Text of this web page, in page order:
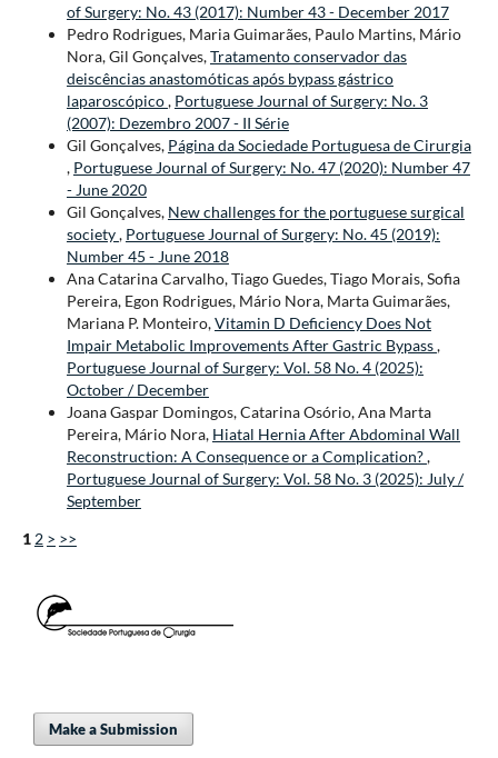
of Surgery: No. 43 (2017): Number 43 - December 2017
Pedro Rodrigues, Maria Guimarães, Paulo Martins, Mário
Nora, Gil Gonçalves,Tratamento conservador das
deiscências anastomóticas após bypass gástrico
laparoscópico, Portuguese Journal of Surgery: No. 3
(2007): Dezembro 2007 - II Série
Gil Gonçalves, Página da Sociedade Portuguesa de Cirurgia
, Portuguese Journal of Surgery: No. 47 (2020): Number 47
- June 2020
Gil Gonçalves, New challenges for the portuguese surgical
society, Portuguese Journal of Surgery: No. 45 (2019):
Number 45 - June 2018
Ana Catarina Carvalho, Tiago Guedes, Tiago Morais, Sofia
Pereira, Egon Rodrigues, Mário Nora, Marta Guimarães,
Mariana P. Monteiro,Vitamin D Deficiency Does Not
Impair Metabolic Improvements After Gastric Bypass,
Portuguese Journal of Surgery: Vol. 58 No. 4 (2025):
October / December
Joana Gaspar Domingos, Catarina Osório, Ana Marta
Pereira, Mário Nora, Hiatal Hernia After Abdominal Wall
Reconstruction: A Consequence or a Complication?,
Portuguese Journal of Surgery: Vol. 58 No. 3 (2025): July /
September
1 2 > >>
Make a Submission